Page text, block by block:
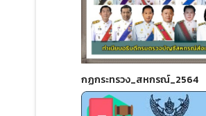
กฏกระทรวง_สหกรณ์_2564